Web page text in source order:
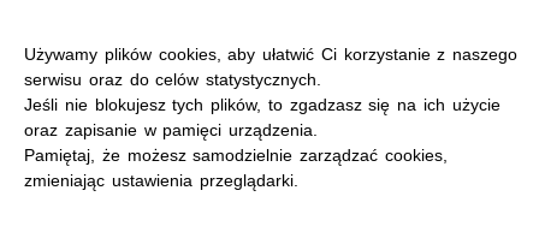
Używamy plików cookies, aby ułatwić Ci korzystanie z naszego
serwisu oraz do celów statystycznych.
Jeśli nie blokujesz tych plików, to zgadzasz się na ich użycie
oraz zapisanie w pamięci urządzenia.
Pamiętaj, że możesz samodzielnie zarządzać cookies,
zmieniając ustawienia przeglądarki.
MENU